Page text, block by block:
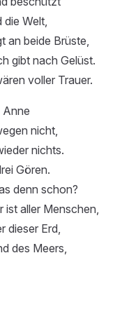
Welt,
an beide Brüste,
gibt nach Gelüst.
voller Trauer.
nicht,
nichts.
Gören.
denn schon?
ist aller Menschen,
dieser Erd,
des Meers,